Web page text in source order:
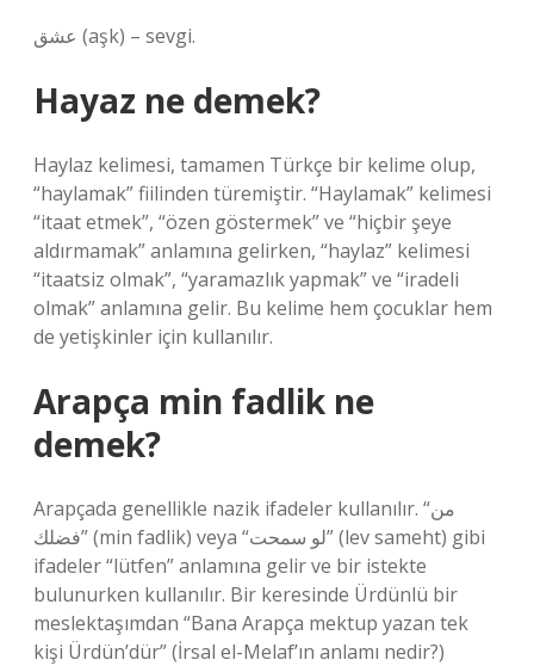
عشق (aşk) – sevgi.
Hayaz ne demek?
Haylaz kelimesi, tamamen Türkçe bir kelime olup,
“haylamak” fiilinden türemiştir. “Haylamak” kelimesi
“itaat etmek”, “özen göstermek” ve “hiçbir şeye
aldırmamak” anlamına gelirken, “haylaz” kelimesi
“itaatsiz olmak”, “yaramazlık yapmak” ve “iradeli
olmak” anlamına gelir. Bu kelime hem çocuklar hem
de yetişkinler için kullanılır.
Arapça min fadlik ne
demek?
Arapçada genellikle nazik ifadeler kullanılır. “من
فضلك” (min fadlik) veya “لو سمحت” (lev sameht) gibi
ifadeler “lütfen” anlamına gelir ve bir istekte
bulunurken kullanılır. Bir keresinde Ürdünlü bir
meslektaşımdan “Bana Arapça mektup yazan tek
kişi Ürdün’dür” (İrsal el-Melaf’ın anlamı nedir?)